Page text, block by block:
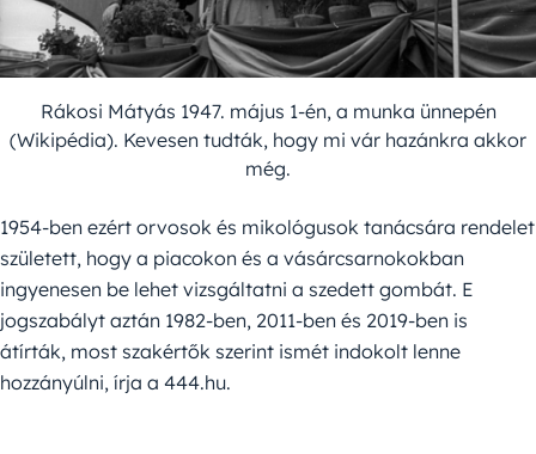
Rákosi Mátyás 1947. május 1-én, a munka ünnepén
(Wikipédia). Kevesen tudták, hogy mi vár hazánkra akkor
még.
1954-ben ezért orvosok és mikológusok tanácsára rendelet
született, hogy a piacokon és a vásárcsarnokokban
ingyenesen be lehet vizsgáltatni a szedett gombát. E
jogszabályt aztán 1982-ben, 2011-ben és 2019-ben is
átírták, most szakértők szerint ismét indokolt lenne
hozzányúlni, írja a 444.hu.